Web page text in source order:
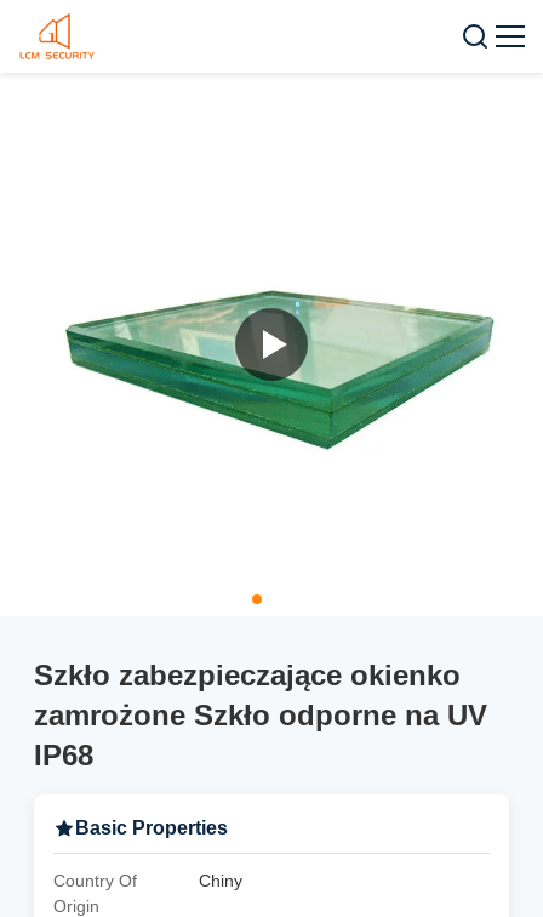
Szkło zabezpieczające okienko
zamrożone Szkło odporne na UV
IP68
Basic Properties
Country Of
Origin
Chiny